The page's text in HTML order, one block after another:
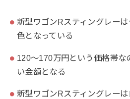
新型ワゴンRスティングレー
色となっている
120～170万円という価格帯な
い金額となる
新型ワゴンRスティングレー